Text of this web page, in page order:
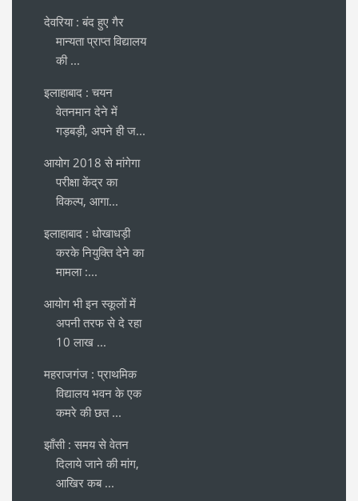
देवरिया : बंद हुए गैर
मान्यता प्राप्त विद्यालय
की ...
इलाहाबाद : चयन
वेतनमान देने में
गड़बड़ी, अपने ही ज...
आयोग 2018 से मांगेगा
परीक्षा केंद्र का
विकल्प, आगा...
इलाहाबाद : धोखाधड़ी
करके नियुक्ति देने का
मामला :...
आयोग भी इन स्कूलों में
अपनी तरफ से दे रहा
10 लाख ...
महराजगंज : प्राथमिक
विद्यालय भवन के एक
कमरे की छत ...
झाँसी : समय से वेतन
दिलाये जाने की मांग,
आखिर कब ...